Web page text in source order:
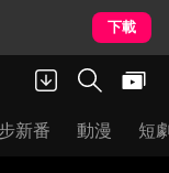
下載
新番 動漫 短